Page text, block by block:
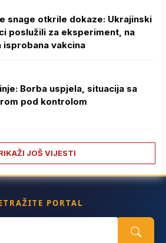
snage otkrile dokaze: Ukrajinski
poslužili za eksperiment, na
isprobana vakcina
Borba uspjela, situacija sa
pod kontrolom
JOŠ VIJESTI
PORTAL